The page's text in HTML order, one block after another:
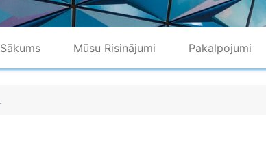
Sākums Mūsu Risinājumi Pakalpojumi